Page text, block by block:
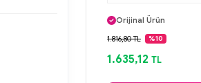
Orijinal Ürün
Güvenli Ödeme
1.816,80 TL %10
1.635,12 TL